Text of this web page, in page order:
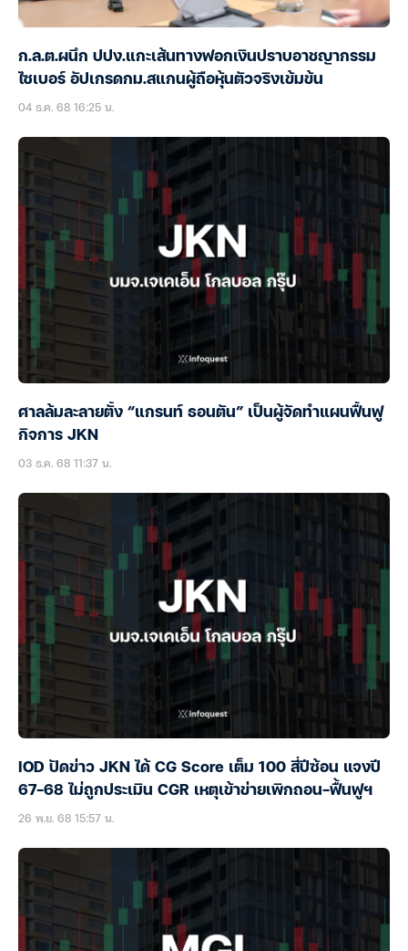
ก.ล.ต.ผนึก ปปง.แกะเส้นทางฟอกเงินปราบอาชญากรรม
ไซเบอร์ อัปเกรดกม.สแกนผู้ถือหุ้นตัวจริงเข้มข้น
04 ธ.ค. 68 16:25 น.
ศาลล้มละลายตั้ง “แกรนท์ ธอนตัน” เป็นผู้จัดทำแผนฟื้นฟู
กิจการ JKN
03 ธ.ค. 68 11:37 น.
IOD ปัดข่าว JKN ได้ CG Score เต็ม 100 สี่ปีซ้อน แจงปี
67-68 ไม่ถูกประเมิน CGR เหตุเข้าข่ายเพิกถอน-ฟื้นฟูฯ
26 พ.ย. 68 15:57 น.